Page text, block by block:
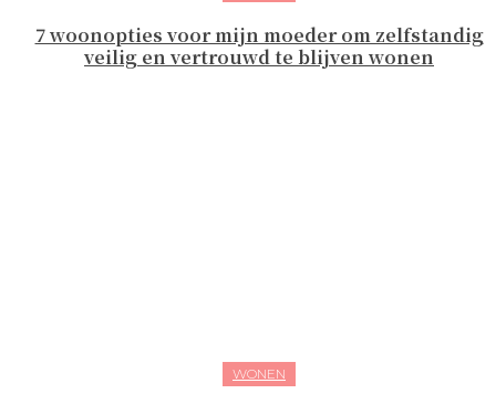
7 woonopties voor mijn moeder om zelfstandig
veilig en vertrouwd te blijven wonen
WONEN